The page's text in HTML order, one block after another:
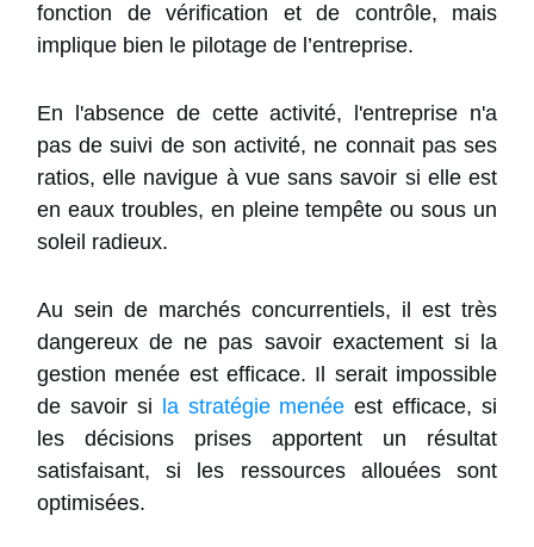
fonction de vérification et de contrôle, mais
implique bien le pilotage de l’entreprise.
En l'absence de cette activité, l'entreprise n'a
pas de suivi de son activité, ne connait pas ses
ratios, elle navigue à vue sans savoir si elle est
en eaux troubles, en pleine tempête ou sous un
soleil radieux.
Au sein de marchés concurrentiels, il est très
dangereux de ne pas savoir exactement si la
gestion menée est efficace. Il serait impossible
de savoir si
la stratégie menée est efficace, si
les décisions prises apportent un résultat
satisfaisant, si les ressources allouées sont
optimisées.